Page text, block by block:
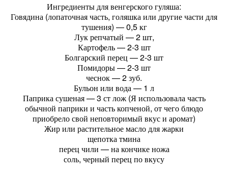
Ингредиенты для венгерского гуляша:
Говядина (лопаточная часть, голяшка или другие части для
тушения) — 0,5 кг
Лук репчатый — 2 шт,
Картофель — 2-3 шт
Болгарский перец — 2-3 шт
Помидоры — 2-3 шт
чеснок — 2 зуб.
Бульон или вода — 1 л
Паприка сушеная — 3 ст лож (Я использовала часть
обычной паприки и часть копченой, от чего блюдо
приобрело свой неповторимый вкус и аромат)
Жир или растительное масло для жарки
щепотка тмина
перец чили — на кончике ножа
соль, черный перец по вкусу